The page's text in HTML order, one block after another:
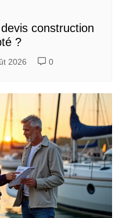
construction
?
2026 0